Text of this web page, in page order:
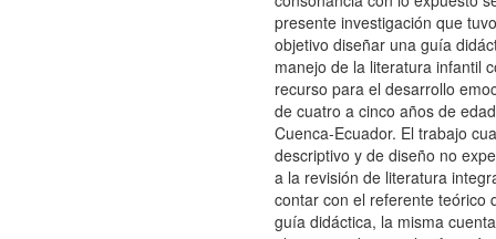
presente investigación que
objetivo diseñar una guía
manejo de la literatura infantil
recurso para el desarrollo
de cuatro a cinco años de
Cuenca-Ecuador. El trabajo
descriptivo y de diseño no
a la revisión de literatura
contar con el referente teórico
guía didáctica, la misma